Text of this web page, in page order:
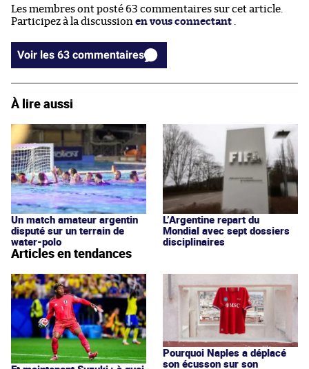
Les membres ont posté 63 commentaires sur cet article.
Participez à la discussion en vous connectant
Voir les 63 commentaires
À lire aussi
Un match amateur argentin
disputé sur un terrain de
water-polo
L’Argentine repart du
Mondial avec sept dossiers
disciplinaires
Articles en tendances
Pourquoi Naples a déplacé
son écusson sur son